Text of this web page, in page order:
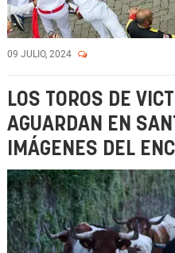
09 JULIO, 2024
LOS TOROS DE
AGUARDAN EN
IMÁGENES DEL